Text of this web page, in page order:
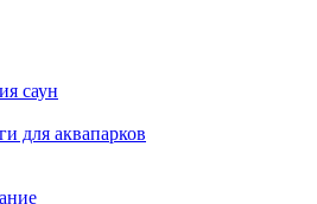
саун
для аквапарков